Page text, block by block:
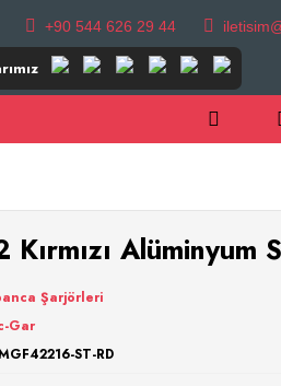
+90 544 626 29 44
Kırmızı Alüminyum
Şarjörleri
Gar
ST-RD